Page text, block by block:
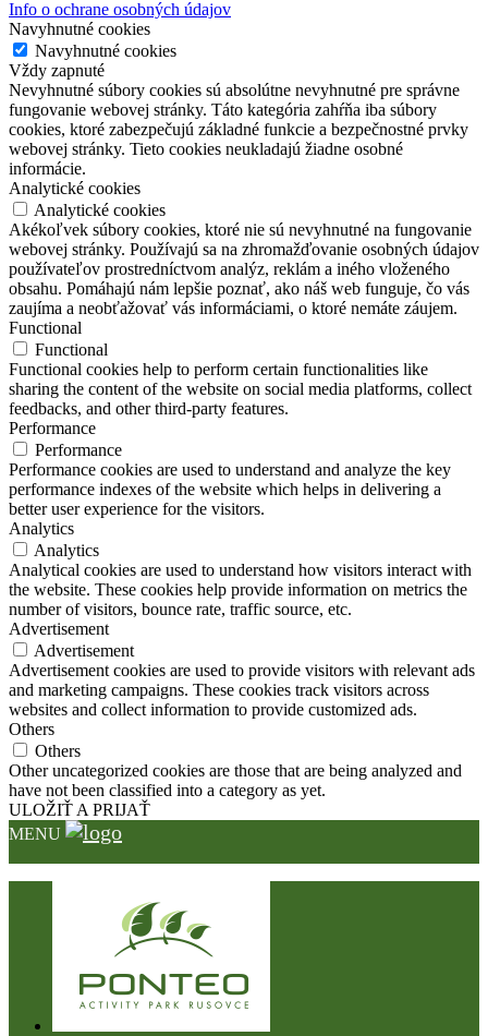
Info o ochrane osobných údajov
Navyhnutné cookies
Navyhnutné cookies
Vždy zapnuté
Nevyhnutné súbory cookies sú absolútne nevyhnutné pre správne
fungovanie webovej stránky. Táto kategória zahŕňa iba súbory
cookies, ktoré zabezpečujú základné funkcie a bezpečnostné prvky
webovej stránky. Tieto cookies neukladajú žiadne osobné
informácie.
Analytické cookies
Analytické cookies
Akékoľvek súbory cookies, ktoré nie sú nevyhnutné na fungovanie
webovej stránky. Používajú sa na zhromažďovanie osobných údajov
používateľov prostredníctvom analýz, reklám a iného vloženého
obsahu. Pomáhajú nám lepšie poznať, ako náš web funguje, čo vás
zaujíma a neobťažovať vás informáciami, o ktoré nemáte záujem.
Functional
Functional
Functional cookies help to perform certain functionalities like
sharing the content of the website on social media platforms, collect
feedbacks, and other third-party features.
Performance
Performance
Performance cookies are used to understand and analyze the key
performance indexes of the website which helps in delivering a
better user experience for the visitors.
Analytics
Analytics
Analytical cookies are used to understand how visitors interact with
the website. These cookies help provide information on metrics the
number of visitors, bounce rate, traffic source, etc.
Advertisement
Advertisement
Advertisement cookies are used to provide visitors with relevant ads
and marketing campaigns. These cookies track visitors across
websites and collect information to provide customized ads.
Others
Others
Other uncategorized cookies are those that are being analyzed and
have not been classified into a category as yet.
ULOŽIŤ A PRIJAŤ
MENU